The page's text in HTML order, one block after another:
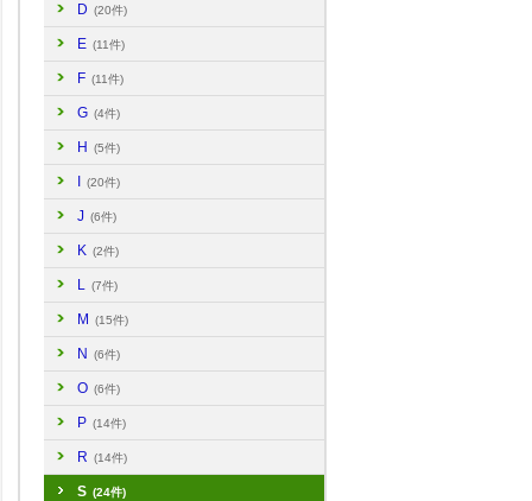
D (20件)
E (11件)
F (11件)
G (4件)
H (5件)
(20件)
J (6件)
K (2件)
L (7件)
M (15件)
N (6件)
O (6件)
P (14件)
R (14件)
S (24件)